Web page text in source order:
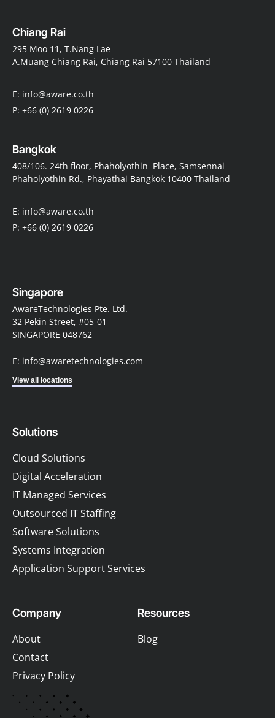
Chiang Rai
295 Moo 11, T.Nang Lae
A.Muang Chiang Rai, Chiang Rai 57100 Thailand
E: info@aware.co.th
P: +66 (0) 2619 0226
Bangkok
408/106. 24th floor, Phaholyothin Place, Samsennai
Phaholyothin Rd., Phayathai Bangkok 10400 Thailand
E: info@aware.co.th
P: +66 (0) 2619 0226
Singapore
AwareTechnologies Pte. Ltd.
32 Pekin Street, #05-01
SINGAPORE 048762
E: info@awaretechnologies.com
View all locations
Solutions
Cloud Solutions
Digital Acceleration
IT Managed Services
Outsourced IT Staffing
Software Solutions
Systems Integration
Application Support Services
Company
About
Contact
Privacy Policy
Resources
Blog